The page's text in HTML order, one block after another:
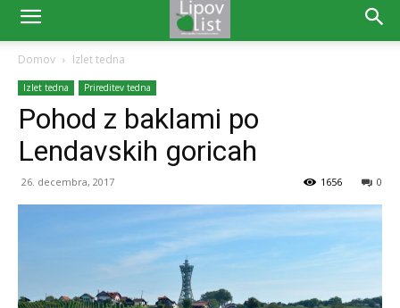
Domov Izlet tedna
Izlet tedna Prireditev tedna
Pohod z baklami po
Lendavskih goricah
26. decembra, 2017 0
1656